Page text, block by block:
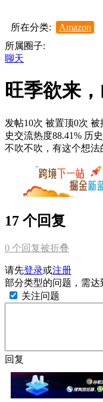
所在分类:
Amazon
所属圈子:
聊天
旺季欲来
发帖10次 被置顶0次 被
史交流热度88.41% 历
不吹不吹，有这个想法
17 个回复
0 个回复被折叠
请先登录或注册
部分类型的问题，需
关注问题
回复